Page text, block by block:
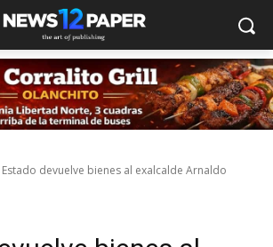
Estado devuelve bienes al exalcalde Arnaldo